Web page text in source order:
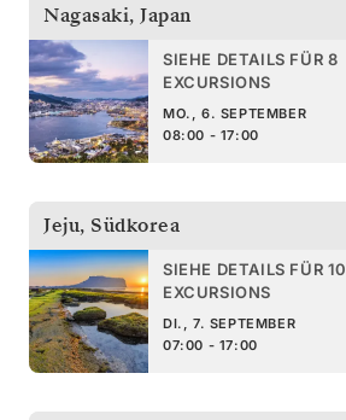
Nagasaki, Japan
SIEHE DETAILS FÜR 8
EXCURSIONS
MO., 6. SEPTEMBER
08:00 - 17:00
Jeju, Südkorea
SIEHE DETAILS FÜR 10
EXCURSIONS
DI., 7. SEPTEMBER
07:00 - 17:00